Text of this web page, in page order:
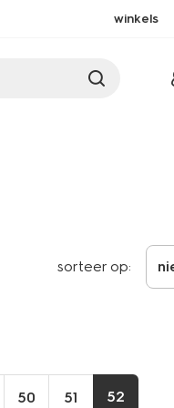
winkels
sorteer op:
50 51 52